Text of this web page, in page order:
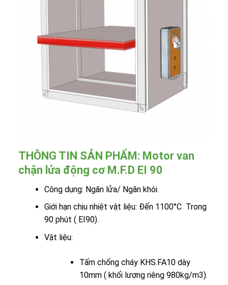
THÔNG TIN SẢN PHẨM: Motor van
chặn lửa động cơ M.F.D EI 90
Công dụng: Ngăn lửa/ Ngăn khói.
Giới hạn chịu nhiệt vật liệu: Đến 1100°C Trong
90 phút ( EI90).
Vật liệu:
Tấm chống cháy KHS.FA10 dày
10mm ( khối lượng riêng 980kg/m3).